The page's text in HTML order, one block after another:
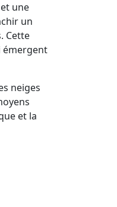
une
un
Cette
émergent
neiges
et la